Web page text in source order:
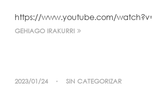
https://www.youtube.com/
GEHIAGO IRAKURRI
2023/01/24 SIN CATEGORIZAR